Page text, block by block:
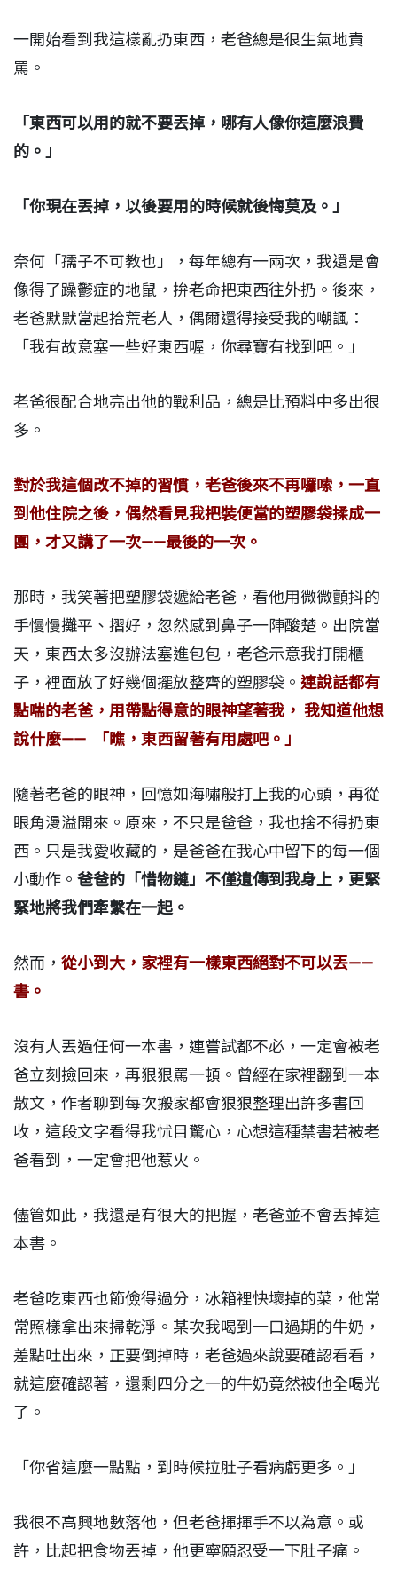
一開始看到我這樣亂扔東西，老爸總是很生氣地責
罵。
「東西可以用的就不要丟掉，哪有人像你這麼浪費
的。」
「你現在丟掉，以後要用的時候就後悔莫及。」
奈何「孺子不可教也」，每年總有一兩次，我還是會
像得了躁鬱症的地鼠，拚老命把東西往外扔。後來，
老爸默默當起拾荒老人，偶爾還得接受我的嘲諷：
「我有故意塞一些好東西喔，你尋寶有找到吧。」
老爸很配合地亮出他的戰利品，總是比預料中多出很
多。
對於我這個改不掉的習慣，老爸後來不再囉嗦，一直
到他住院之後，偶然看見我把裝便當的塑膠袋揉成一
團，才又講了一次――最後的一次。
那時，我笑著把塑膠袋遞給老爸，看他用微微顫抖的
手慢慢攤平、摺好，忽然感到鼻子一陣酸楚。出院當
天，東西太多沒辦法塞進包包，老爸示意我打開櫃
子，裡面放了好幾個擺放整齊的塑膠袋。 連說話都有
點喘的老爸，用帶點得意的眼神望著我， 我知道他想
說什麼―― 「瞧，東西留著有用處吧。」
隨著老爸的眼神，回憶如海嘯般打上我的心頭，再從
眼角漫溢開來。原來，不只是爸爸，我也捨不得扔東
西。只是我愛收藏的，是爸爸在我心中留下的每一個
小動作。 爸爸的「惜物鏈」不僅遺傳到我身上，更緊
緊地將我們牽繫在一起。
然而， 從小到大，家裡有一樣東西絕對不可以丟――
書。
沒有人丟過任何一本書，連嘗試都不必，一定會被老
爸立刻撿回來，再狠狠罵一頓。曾經在家裡翻到一本
散文，作者聊到每次搬家都會狠狠整理出許多書回
收，這段文字看得我怵目驚心，心想這種禁書若被老
爸看到，一定會把他惹火。
儘管如此，我還是有很大的把握，老爸並不會丟掉這
本書。
老爸吃東西也節儉得過分，冰箱裡快壞掉的菜，他常
常照樣拿出來掃乾淨。某次我喝到一口過期的牛奶，
差點吐出來，正要倒掉時，老爸過來說要確認看看，
就這麼確認著，還剩四分之一的牛奶竟然被他全喝光
了。
「你省這麼一點點，到時候拉肚子看病虧更多。」
我很不高興地數落他，但老爸揮揮手不以為意。或
許，比起把食物丟掉，他更寧願忍受一下肚子痛。